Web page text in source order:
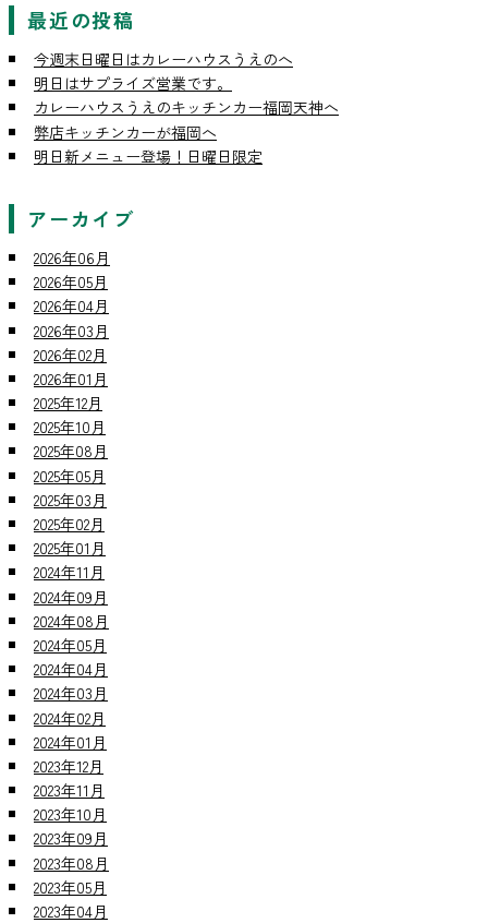
最近の投稿
今週末日曜日はカレーハウスうえのへ
明日はサプライズ営業です。
カレーハウスうえのキッチンカー福岡天神へ
弊店キッチンカーが福岡へ
明日新メニュー登場！日曜日限定
アーカイブ
2026年06月
2026年05月
2026年04月
2026年03月
2026年02月
2026年01月
2025年12月
2025年10月
2025年08月
2025年05月
2025年03月
2025年02月
2025年01月
2024年11月
2024年09月
2024年08月
2024年05月
2024年04月
2024年03月
2024年02月
2024年01月
2023年12月
2023年11月
2023年10月
2023年09月
2023年08月
2023年05月
2023年04月